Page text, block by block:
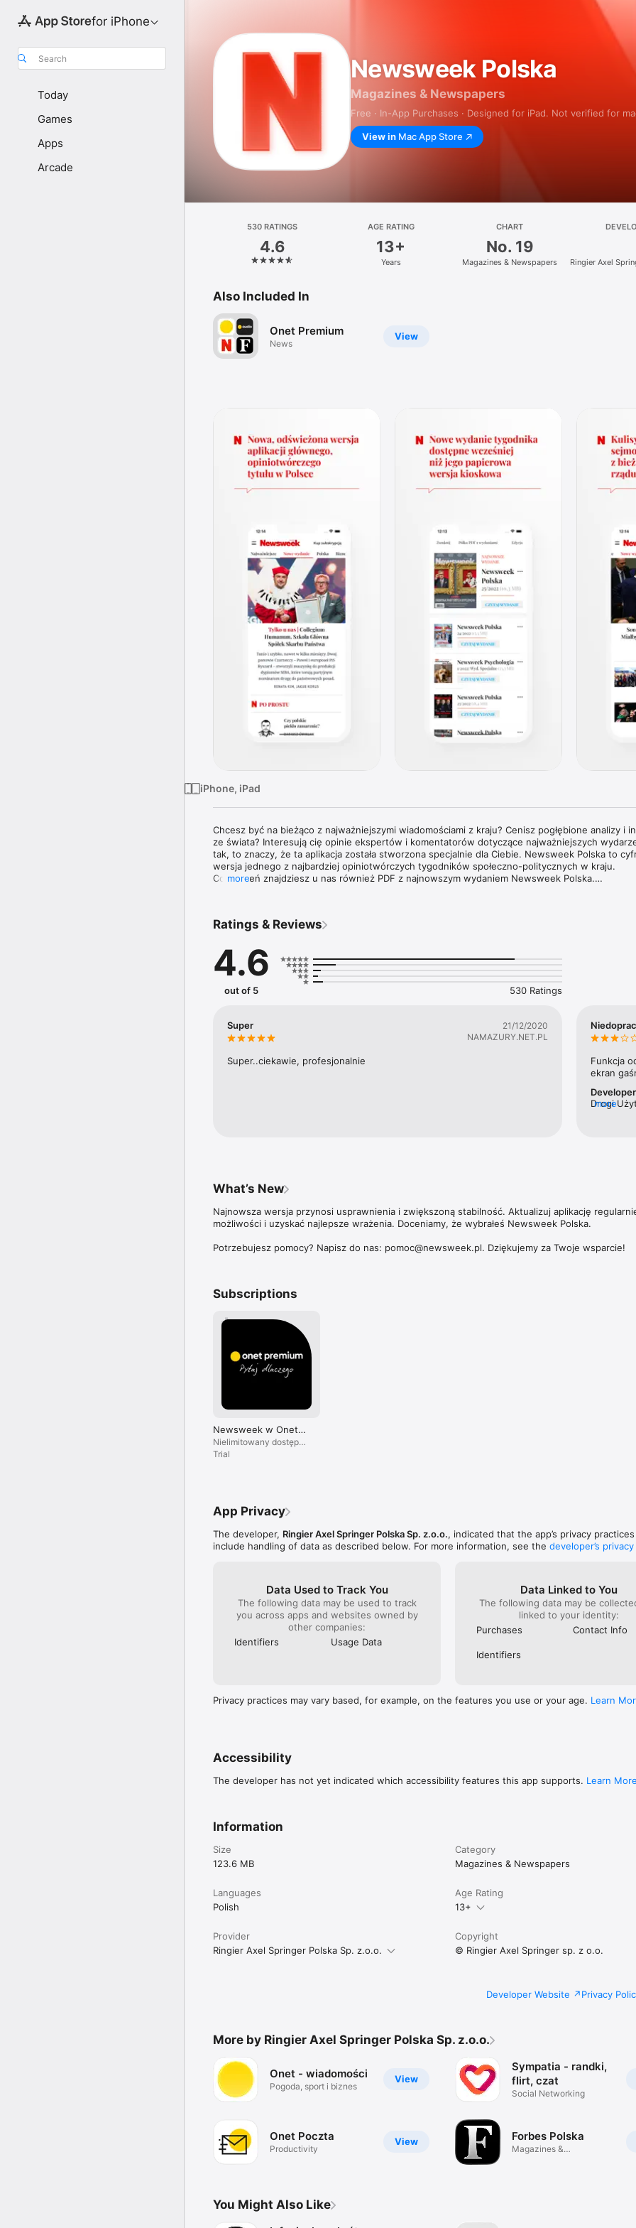
for iPhone
Search
Today
Games
Apps
Arcade
Newsweek Polska
Magazines & Newspapers
Free · In-App Purchases · Designed for iPad. Not verified for
View in Mac App Store
530 RATINGS
4.6
AGE RATING
13+
Years
CHART
No. 19
Magazines & Newspapers
Ringier Axel
Also Included In
View
Onet Premium
News
iPhone, iPad
Chcesz być na bieżąco z najważniejszymi wiadomościami z kraju? Cenisz pogłębione analizy i
ze świata? Interesują cię opinie ekspertów i komentatorów dotyczące najważniejszych
tak, to znaczy, że ta aplikacja została stworzona specjalnie dla Ciebie. Newsweek Polska to
wersja jednego z najbardziej opiniotwórczych tygodników społeczno-politycznych w kraju.
Co tydzień znajdziesz u nas również PDF z najnowszym wydaniem Newsweek Polska.
ekspertów w swoich dziedzinach. Tygodnik Newsweek Polska to także wywiady z autorytetami i
granicą.
Na łamach tygodnika publikują również cenieni publicyści, tacy jak Zbigniew Hołdys, Krzysztof
czy Marcin Meller.
ale także do wszystkich magazynów – np. „Newsweeka Historia”, Newsweek Psychologia”,
Zdrowie”,  oraz wszystkich wydań specjalnych.
Więcej szczegółów dotyczących subskrypcji, politykę prywatności oraz zasady użytkowania
more
Ratings & Reviews
4.6
out of 5 530 Ratings
Super
21/12/2020
NAMAZURY.NET.PL
Super..ciekawie, profesjonalnie
Funkcja
ekran
Drogi
more
What’s New
Najnowsza wersja przynosi usprawnienia i zwiększoną stabilność. Aktualizuj aplikację
możliwości i uzyskać najlepsze wrażenia. Doceniamy, że wybrałeś Newsweek Polska.
Potrzebujesz pomocy? Napisz do nas: pomoc@newsweek.pl. Dziękujemy za Twoje wsparcie!
Subscriptions
Newsweek w Onet
Premium
Nielimitowany dostęp
do treści i brak reklam.
Trial
App Privacy
The developer, Ringier Axel Springer Polska Sp. z.o.o., indicated that the app’s privacy
include handling of data as described below. For more information, see the developer’s
Data Used to Track You
The following data may be used to track
you across apps and websites owned by
other companies:
Identifiers
Usage Data
Data Linked to You
The following data may be
linked to your identity:
Purchases
Contact Info
Identifiers
Privacy practices may vary based, for example, on the features you use or your age. Learn
Accessibility
The developer has not yet indicated which accessibility features this app supports. Learn More
Information
Size
123.6 MB
Category
Magazines & Newspapers
Languages
Polish
Age Rating
13+
Provider
Ringier Axel Springer Polska Sp. z.o.o.
Copyright
© Ringier Axel Springer sp. z o.o.
Developer Website Privacy
More by Ringier Axel Springer Polska Sp. z.o.o.
View
Onet - wiadomości
Pogoda, sport i biznes
View
Onet Poczta
Productivity
Sympatia - randki,
flirt, czat
Social Networking
Forbes Polska
Magazines &
You Might Also Like